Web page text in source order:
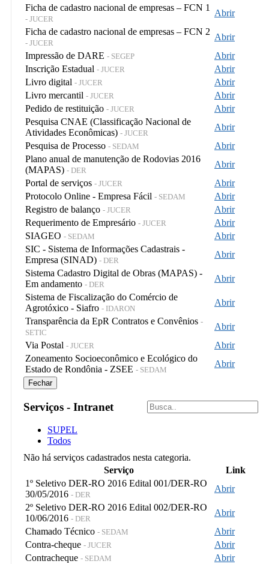
Ficha de cadastro nacional de empresas – FCN 1
- JUCER
Abrir
Ficha de cadastro nacional de empresas – FCN 2
- JUCER
Abrir
Impressão de DARE - SEGEP
Abrir
Inscrição Estadual - JUCER
Abrir
Livro digital - JUCER
Abrir
Livro mercantil - JUCER
Abrir
Pedido de restituição - JUCER
Abrir
Pesquisa CNAE (Classificação Nacional de
Atividades Econômicas) - JUCER
Abrir
Pesquisa de Processo - SEDAM
Abrir
Plano anual de manutenção de Rodovias 2016
(MAPAS) - DER
Abrir
Portal de serviços - JUCER
Abrir
Protocolo Online - Empresa Fácil - SEDAM
Abrir
Registro de balanço - JUCER
Abrir
Requerimento de Empresário - JUCER
Abrir
SIAGEO - SEDAM
Abrir
SIC - Sistema de Informações Cadastrais -
Empresa (SINAD) - DER
Abrir
Sistema Cadastro Digital de Obras (MAPAS) -
Em andamento - DER
Abrir
Sistema de Fiscalização do Comércio de
Agrotóxico - Siafro - IDARON
Abrir
Transparência da EpR Contratos e Convênios -
SETIC
Abrir
Via Postal - JUCER
Abrir
Zoneamento Socioeconômico e Ecológico do
Estado de Rondônia - ZSEE - SEDAM
Abrir
Fechar
Serviços - Intranet
SUPEL
Todos
Não há serviços cadastrados nesta categoria.
Serviço
Link
1º Seletivo DER-RO 2016 Edital 001/DER-RO
30/05/2016 - DER
Abrir
2º Seletivo DER-RO 2016 Edital 002/DER-RO
10/06/2016 - DER
Abrir
Chamado Técnico - SEDAM
Abrir
Contra-cheque - JUCER
Abrir
Contracheque - SEDAM
Abrir